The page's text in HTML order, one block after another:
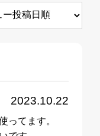
2023.10.22
ってます。